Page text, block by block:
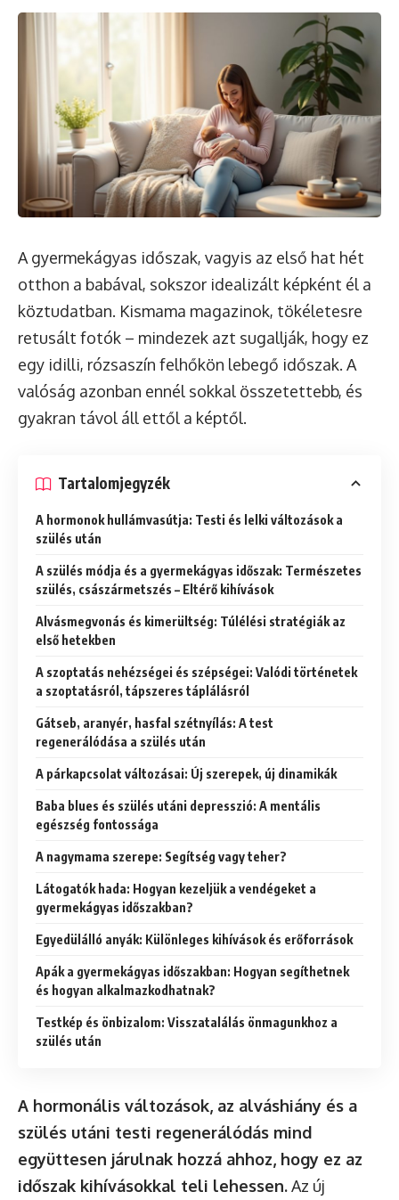
A gyermekágyas időszak, vagyis az első hat hét
otthon a babával, sokszor idealizált képként él a
köztudatban. Kismama magazinok, tökéletesre
retusált fotók – mindezek azt sugallják, hogy ez
egy idilli, rózsaszín felhőkön lebegő időszak. A
valóság azonban ennél sokkal összetettebb, és
gyakran távol áll ettől a képtől.
Tartalomjegyzék
A hormonok hullámvasútja: Testi és lelki változások a
szülés után
A szülés módja és a gyermekágyas időszak: Természetes
szülés, császármetszés – Eltérő kihívások
Alvásmegvonás és kimerültség: Túlélési stratégiák az
első hetekben
A szoptatás nehézségei és szépségei: Valódi történetek
a szoptatásról, tápszeres táplálásról
Gátseb, aranyér, hasfal szétnyílás: A test
regenerálódása a szülés után
A párkapcsolat változásai: Új szerepek, új dinamikák
Baba blues és szülés utáni depresszió: A mentális
egészség fontossága
A nagymama szerepe: Segítség vagy teher?
Látogatók hada: Hogyan kezeljük a vendégeket a
gyermekágyas időszakban?
Egyedülálló anyák: Különleges kihívások és erőforrások
Apák a gyermekágyas időszakban: Hogyan segíthetnek
és hogyan alkalmazkodhatnak?
Testkép és önbizalom: Visszatalálás önmagunkhoz a
szülés után
A hormonális változások, az alváshiány és a
szülés utáni testi regenerálódás mind
együttesen járulnak hozzá ahhoz, hogy ez az
időszak kihívásokkal teli lehessen.Az új